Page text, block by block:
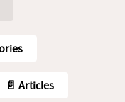
📄 Articles